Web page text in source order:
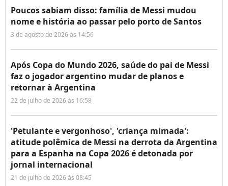
Poucos sabiam disso: família de Messi mudou
nome e história ao passar pelo porto de Santos
3 de agosto de 2026 às 14:56
Após Copa do Mundo 2026, saúde do pai de Messi
faz o jogador argentino mudar de planos e
retornar à Argentina
22 de julho de 2026 às 16:58
'Petulante e vergonhoso', 'criança mimada':
atitude polêmica de Messi na derrota da Argentina
para a Espanha na Copa 2026 é detonada por
jornal internacional
21 de julho de 2026 às 08:45